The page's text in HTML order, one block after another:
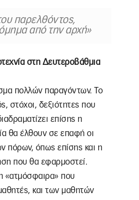
παρελθόντος,
από την αρχή»
στη Δευτεροβάθμια
πολλών παραγόντων. Το
στόχοι, δεξιότητες που
επίσης η
θα έλθουν σε επαφή οι
πόρων, όπως επίσης και η
που θα εφαρμοστεί.
«ατμόσφαιρα» που
και των μαθητών